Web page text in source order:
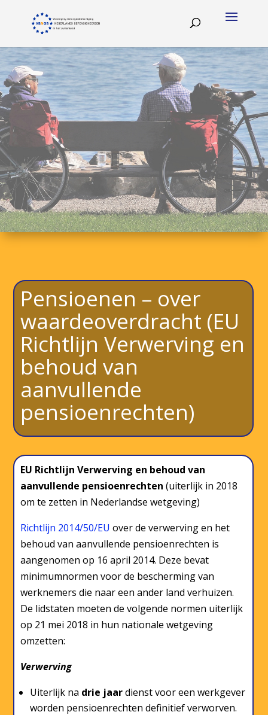
Pensioenen – over
waardeoverdracht (EU
Richtlijn Verwerving en
behoud van
aanvullende
pensioenrechten)
EU Richtlijn Verwerving en behoud van
aanvullende pensioenrechten (uiterlijk in 2018
om te zetten in Nederlandse wetgeving)
Richtlijn 2014/50/EU over de verwerving en het
behoud van aanvullende pensioenrechten is
aangenomen op 16 april 2014. Deze bevat
minimumnormen voor de bescherming van
werknemers die naar een ander land verhuizen.
De lidstaten moeten de volgende normen uiterlijk
op 21 mei 2018 in hun nationale wetgeving
omzetten:
Verwerving
Uiterlijk na drie jaardienst voor een werkgever
worden pensioenrechten definitief verworven.